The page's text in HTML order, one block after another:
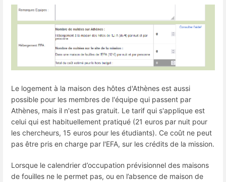
Le logement à la maison des hôtes d'Athènes est aussi
possible pour les membres de l'équipe qui passent par
Athènes, mais il n'est pas gratuit. Le tarif qui s'applique est
celui qui est habituellement pratiqué (21 euros par nuit pour
les chercheurs, 15 euros pour les étudiants). Ce coût ne peut
pas être pris en charge par l'EFA, sur les crédits de la mission.
Lorsque le calendrier d’occupation prévisionnel des maisons
de fouilles ne le permet pas, ou en l’absence de maison de